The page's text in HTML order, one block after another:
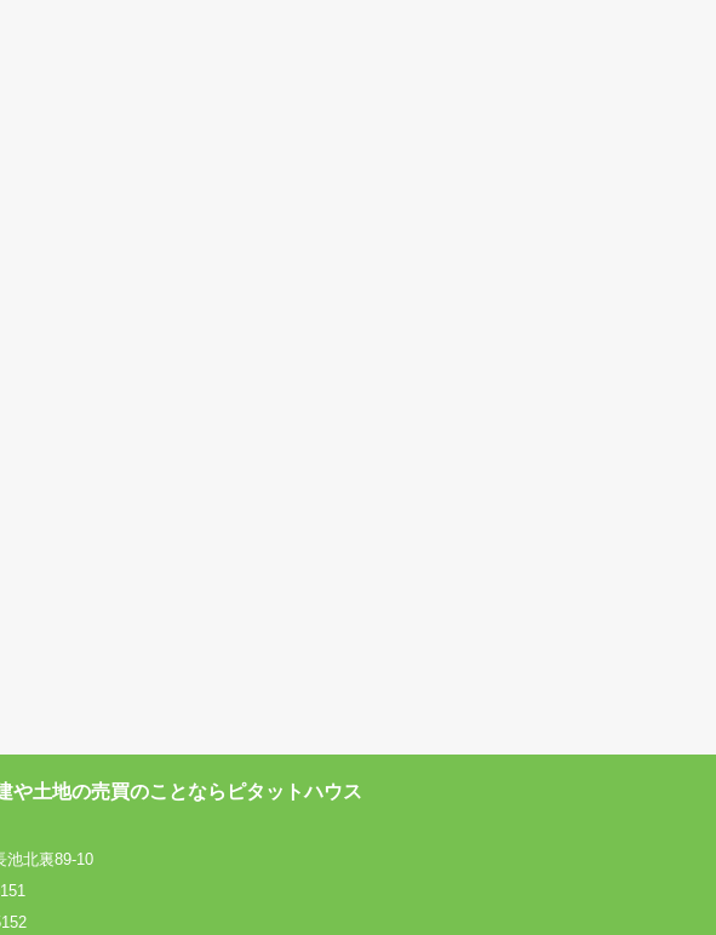
や土地の売買のことならピタットハウス
池北裏89-10